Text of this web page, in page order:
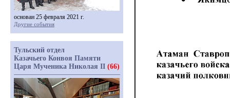
основан 25 февраля 2021 г.
Другие события
Тульский отдел
Казачьего Конвоя Памяти
Царя Мученика Николая II (66)